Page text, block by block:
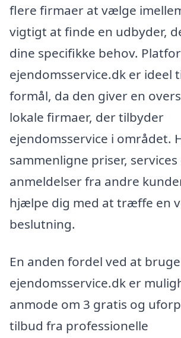
flere firmaer at vælge
vigtigt at finde en udbyder,
dine specifikke behov.
ejendomsservice.dk er ideel
formål, da den giver en
lokale firmaer, der tilbyder
ejendomsservice i området.
sammenligne priser, services
anmeldelser fra andre
hjælpe dig med at træffe en
beslutning.
En anden fordel ved at
ejendomsservice.dk er
anmode om 3 gratis og
tilbud fra professionelle